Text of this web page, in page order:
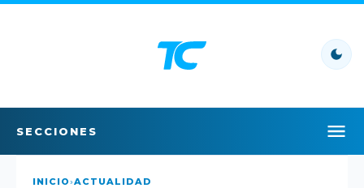
SECCIONES
INICIO›ACTUALIDAD